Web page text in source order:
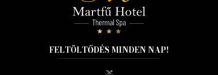
FELTÖLTŐDÉS MINDEN NAP!